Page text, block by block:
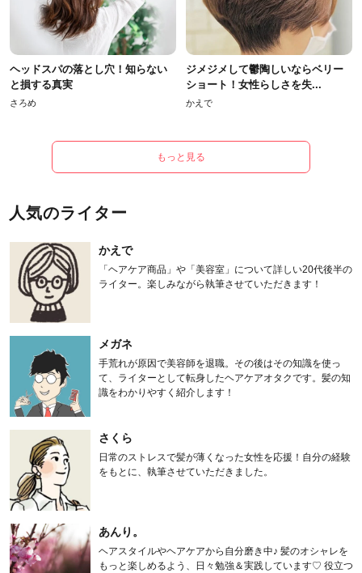
ヘッドスパの落とし穴！知らない
と損する真実
さろめ
ジメジメして鬱陶しいならベリー
ショート！女性らしさを失...
かえで
もっと見る
人気のライター
かえで
「ヘアケア商品」や「美容室」について詳しい20代後半の
ライター。楽しみながら執筆させていただきます！
メガネ
手荒れが原因で美容師を退職。その後はその知識を使っ
て、ライターとして転身したヘアケアオタクです。髪の知
識をわかりやすく紹介します！
さくら
日常のストレスで髪が薄くなった女性を応援！自分の経験
をもとに、執筆させていただきました。
あんり。
ヘアスタイルやヘアケアから自分磨き中♪ 髪のオシャレを
もっと楽しめるよう、日々勉強＆実践しています♡ 役立つ